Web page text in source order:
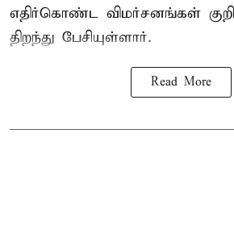
எதிர்கொண்ட விமர்சனங்கள்
திறந்து பேசியுள்ளார்.
Read More